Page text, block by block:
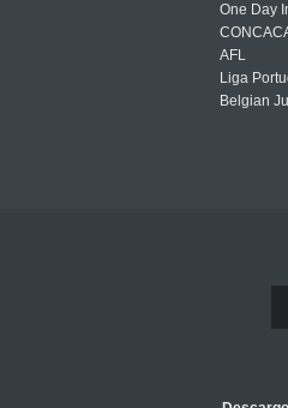
One Day
AFL
Liga
Belgian